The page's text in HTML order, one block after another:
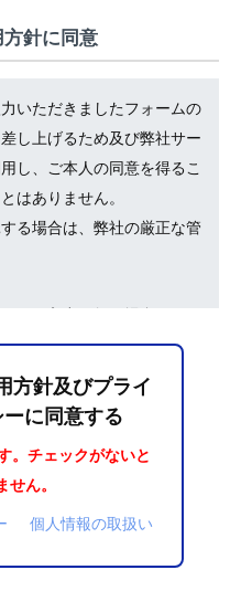
針に同意
いただきましたフォームの
し上げるため及び弊社サー
し、ご本人の同意を得るこ
はありません。
る場合は、弊社の厳正な管
。ご入力が無い場合は、回
合があります。
知、開示、内容の訂正、追
よび第三者への提供の停止
については、下記までお問
方針及びプライ
に同意する
。チェックがないと
せん。
個人情報の取扱い